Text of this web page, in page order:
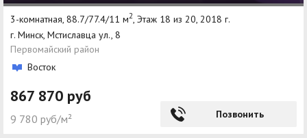
3-комнатная, 88.7/77.4/11 м2 , Этаж 18 из 20, 2018 г.
г. Минск, Мстиславца ул., 8
Первомайский район
Восток
867 870 руб
9 780 руб/м² Позвонить